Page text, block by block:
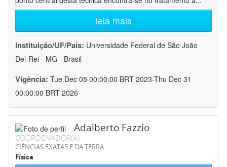
leia mais
Instituição/UF/País: Universidade Federal de São João
Del-Rei - MG - Brasil
Vigência: Tue Dec 05 00:00:00 BRT 2023-Thu Dec 31
00:00:00 BRT 2026
Adalberto Fazzio
COORDENADOR(A)
CIÊNCIAS EXATAS E DA TERRA
Física